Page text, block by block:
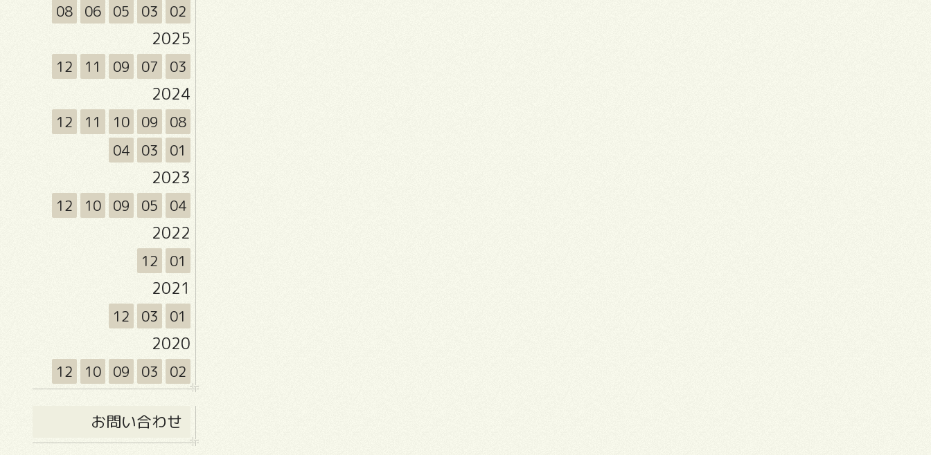
08 06 05 03 02
2025
12 11 09 07 03
2024
12 11 10 09
08
04
03 01
2023
12 10 09 05 04
2022
12 01
2021
12 03 01
2020
12 10 09 03 02
お問い合わせ